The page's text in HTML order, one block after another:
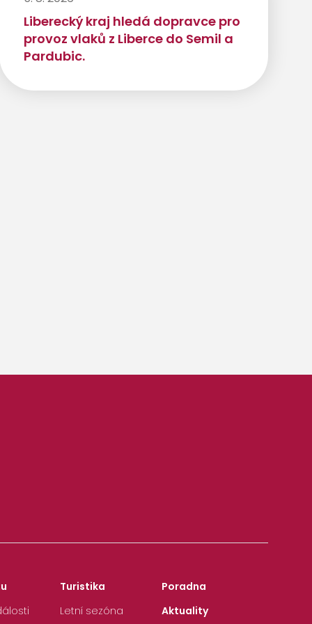
Liberecký kraj hledá dopravce pro
provoz vlaků z Liberce do Semil a
Pardubic.
Turistika
Letní sezóna
Poradna
Aktuality